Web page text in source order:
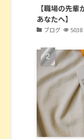
【職場の先
あなたへ】
ブログ 5038